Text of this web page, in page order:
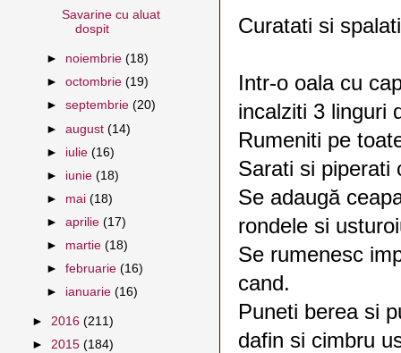
Curatati si
Intr-o oala cu
incalziti 3 linguri
Rumeniti pe
Sarati si piperati
Se adaugă
rondele si
Se rumenesc
cand.
Puneti berea si
dafin si cimbru
Savarine cu aluat
dospit
► noiembrie(18)
►octombrie(19)
►septembrie(20)
►august(14)
► iulie(16)
► iunie(18)
► mai(18)
►aprilie(17)
► martie(18)
►februarie(16)
► ianuarie(16)
► 2016 (211)
► 2015 (184)